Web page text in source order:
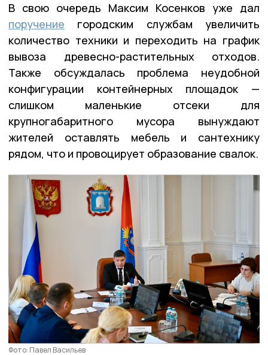
В свою очередь Максим Косенков уже дал
поручение городским службам увеличить
количество техники и переходить на график
вывоза древесно-растительных отходов.
Также обсуждалась проблема неудобной
конфигурации контейнерных площадок —
слишком маленькие отсеки для
крупногабаритного мусора вынуждают
жителей оставлять мебель и сантехнику
рядом, что и провоцирует образование свалок.
Фото: Павел Васильев